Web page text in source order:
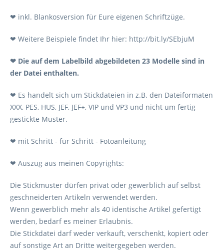
❤ inkl. Blankosversion für Eure eigenen Schriftzüge.
❤ Weitere Beispiele findet Ihr hier: http://bit.ly/SEbjuM
❤ Die auf dem Labelbild abgebildeten 23 Modelle sind in
der Datei enthalten.
❤ Es handelt sich um Stickdateien in z.B. den Dateiformaten
XXX, PES, HUS, JEF, JEF+, VIP und VP3 und nicht um fertig
gestickte Muster.
❤ mit Schritt - für Schritt - Fotoanleitung
❤ Auszug aus meinen Copyrights:
Die Stickmuster dürfen privat oder gewerblich auf selbst
geschneiderten Artikeln verwendet werden.
Wenn gewerblich mehr als 40 identische Artikel gefertigt
werden, bedarf es meiner Erlaubnis.
Die Stickdatei darf weder verkauft, verschenkt, kopiert oder
auf sonstige Art an Dritte weitergegeben werden.